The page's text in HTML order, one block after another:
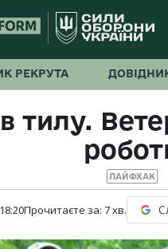
РЕКРУТА
тилу.
ЛАЙФХАК
Прочитаєте за: 7хв.